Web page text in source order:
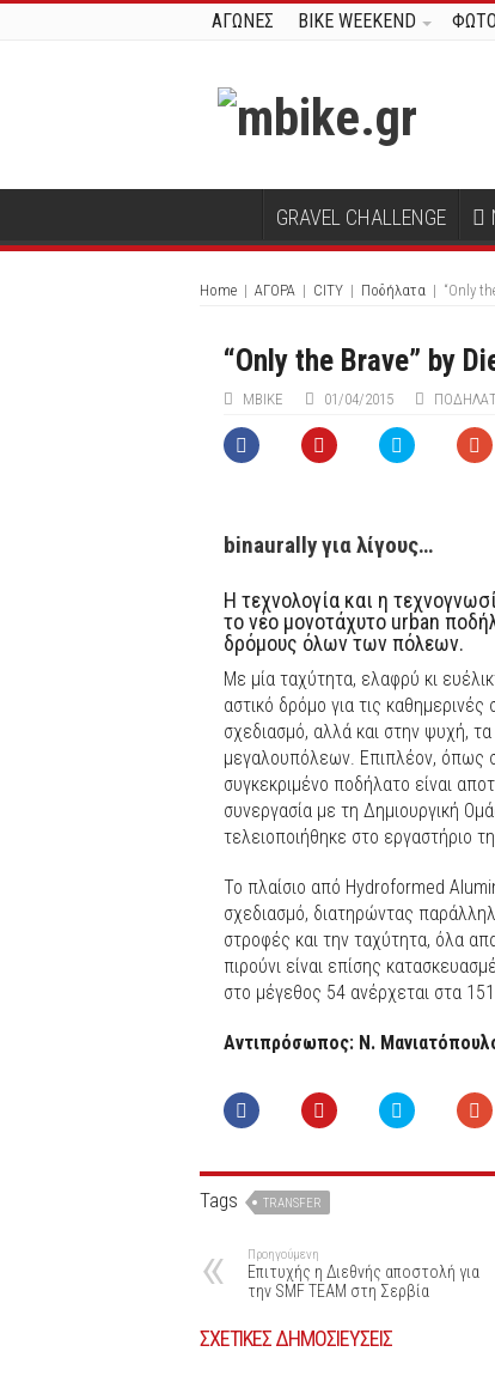
ΑΓΩΝΕΣ BIKE WEEKEND
GRAVEL CHALLENGE
Home | ΑΓΟΡΑ | CITY | Ποδήλατα | “Only
“Only the Brave” by
ΜΒIKE 01/04/2015
binaurally για λίγους…
H τεχνολογία και η
το νέο μονοτάχυτο urban
δρόμους όλων των πόλεων.
Με μία ταχύτητα, ελαφρύ κι
αστικό δρόμο για τις
σχεδιασμό, αλλά και στην ψυχή,
μεγαλουπόλεων. Επιπλέον, όπως
συγκεκριμένο ποδήλατο είναι
συνεργασία με τη Δημιουργική
τελειοποιήθηκε στο εργαστήριο
Το πλαίσιο από Hydroformed
σχεδιασμό, διατηρώντας
στροφές και την ταχύτητα, όλα
πιρούνι είναι επίσης
στο μέγεθος 54 ανέρχεται στα
Αντιπρόσωπος: Ν.
Tags TRANSFER
Προηγούμενη
Επιτυχής η Διεθνής αποστολή για
την SMF TEAM στη Σερβία
ΣΧΕΤΙΚΕΣ ΔΗΜΟΣΙΕΥΣΕΙΣ